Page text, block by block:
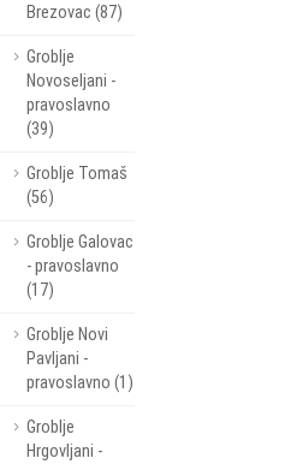
Brezovac (87)
Groblje
Novoseljani -
pravoslavno
(39)
Groblje Tomaš
(56)
Groblje Galovac
- pravoslavno
(17)
Groblje Novi
Pavljani -
pravoslavno (1)
Groblje
Hrgovljani -